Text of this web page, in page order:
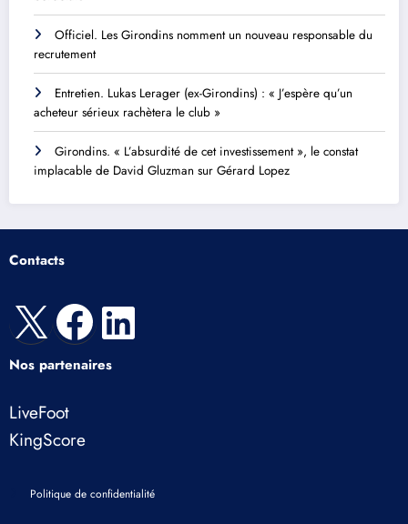
Officiel. Les Girondins nomment un nouveau responsable du
recrutement
Entretien. Lukas Lerager (ex-Girondins) : « J’espère qu’un
acheteur sérieux rachètera le club »
Girondins. « L’absurdité de cet investissement », le constat
implacable de David Gluzman sur Gérard Lopez
Contacts
X Facebook
LinkedIn
Nos partenaires
LiveFoot
KingScore
Politique de confidentialité